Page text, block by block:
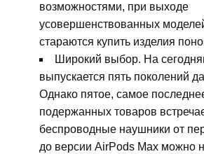
возможностями, при выходе
усовершенствованных
стараются купить изделия
Широкий выбор. На
выпускается пять поколений
Однако пятое, самое
подержанных товаров
беспроводные наушники от
до версии AirPods Max можно